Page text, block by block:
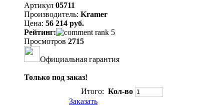
Артикул 05711
Производитель: Kramer
Цена: 56 214 руб.
Рейтинг:
Просмотров 2715
Официальная гарантия
Только под заказ!
Итого: Кол-во
Заказать